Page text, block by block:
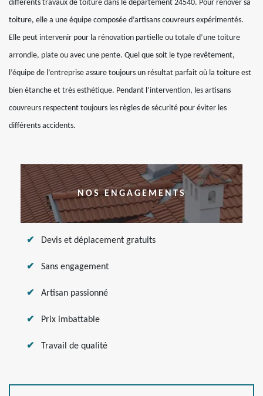
différents travaux de toiture dans le département 24540. Pour rénover sa
toiture, elle a une équipe composée d’artisans couvreurs expérimentés.
Elle peut intervenir pour la rénovation partielle ou totale d’une toiture
arrondie, plate ou avec une pente. Quel que soit le type revêtement,
l’équipe de l’entreprise assure toujours un résultat parfait où la toiture est
bien étanche et très esthétique. Pendant l’intervention, les artisans
couvreurs respectent toujours les règles de sécurité pour éviter les
différents accidents.
NOS ENGAGEMENTS
Devis et déplacement gratuits
Sans engagement
Artisan passionné
Prix imbattable
Travail de qualité